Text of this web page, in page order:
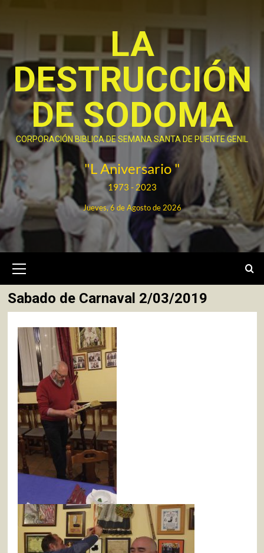
contenido
LA
DESTRUCCIÓN
DE SODOMA
CORPORACIÓN BIBLICA DE SEMANA SANTA DE PUENTE GENIL
"L Aniversario "
1973 - 2023
Jueves, 6 de Agosto de 2026
primario
Sabado de Carnaval 2/03/2019